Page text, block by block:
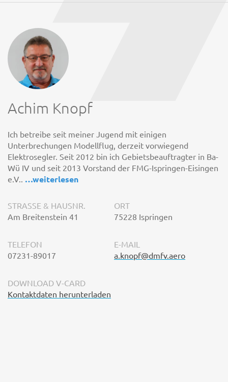
Achim Knopf
Ich betreibe seit meiner Jugend mit einigen
Unterbrechungen Modellflug, derzeit vorwiegend
Elektrosegler. Seit 2012 bin ich Gebietsbeauftragter in Ba-
Wü IV und seit 2013 Vorstand der FMG-Ispringen-Eisingen
e.V.. …weiterlesen
STRASSE & HAUSNR.
Am Breitenstein 41
ORT
75228 Ispringen
TELEFON
07231-89017
E-MAIL
a.knopf@dmfv.aero
DOWNLOAD V-CARD
Kontaktdaten herunterladen